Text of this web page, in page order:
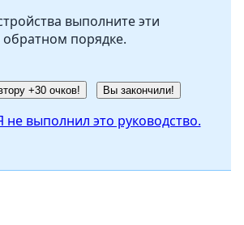
Отмена Оставить комментарий
выполните эти
обратном порядке.
+30 очков! Вы закончили!
выполнил это руководство.